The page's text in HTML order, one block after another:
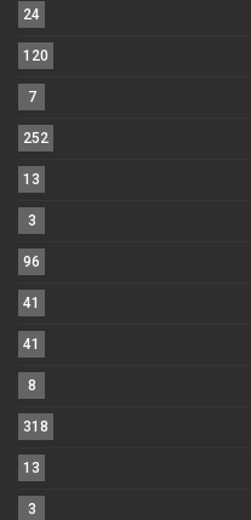
24
120
7
252
13
3
96
41
41
8
318
13
3